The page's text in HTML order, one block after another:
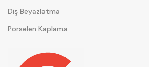
Diş Beyazlatma
Porselen Kaplama